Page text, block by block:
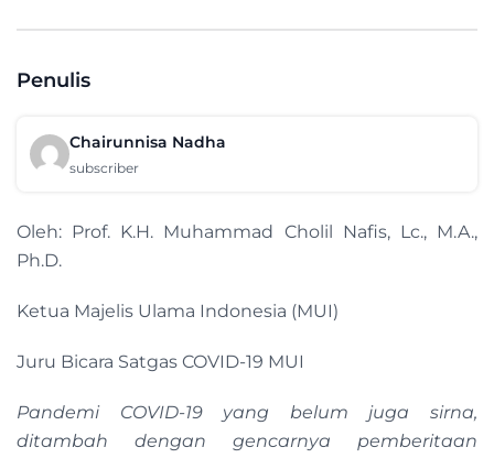
Penulis
Chairunnisa Nadha
subscriber
Oleh: Prof. K.H. Muhammad Cholil Nafis, Lc., M.A.,
Ph.D.
Ketua Majelis Ulama Indonesia (MUI)
Juru Bicara Satgas COVID-19 MUI
Pandemi COVID-19 yang belum juga sirna,
ditambah dengan gencarnya pemberitaan